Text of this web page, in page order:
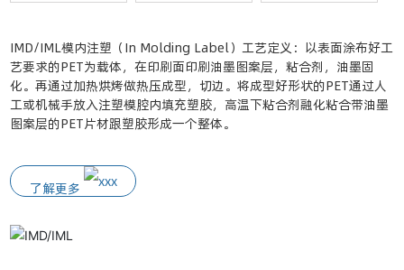
产品展示
新闻资讯
联系我们
IMD/IML模内注塑（In Molding Label）工艺定义：以表面涂布好工
艺要求的PET为载体，在印刷面印刷油墨图案层，粘合剂，油墨固
化。再通过加热烘烤做热压成型，切边。将成型好形状的PET通过人
工或机械手放入注塑模腔内填充塑胶，高温下粘合剂融化粘合带油墨
图案层的PET片材跟塑胶形成一个整体。
了解更多
IMT工艺定义：以PET为载体，在印刷面涂上离型层、保护层、再印
刷油墨图案层，粘合剂，油墨固化。通过加热烘烤做热压成型，切
边。将成型好形状的PET通过人工或机械手放入注塑模腔内填充塑
胶，高温下粘合剂融化粘合带油墨图案层跟塑胶形成一个整体。取出
工件，在离型层的作用下撕掉透明PET，原PET上的保护层，油墨层
IMF工艺：预先做好3D拉伸成型，使用单片Film作业，以机械手置放
于摸穴内进行射出成型，Film会留在外观表面形成保护层。
了解更多
产品特点：1、表面硬度较高，可达3H以上；2、表面图案处理通常
只能做简单的单色图案；3、通过 高压成型可呈现弧度；4、生产制
程良率不高、产能较低；5、产品厚度极限值？；6、产品 整体成本
比IML高；高压模具较贵。
了解更多
INS工艺 是将INS膜片预先受热软化并在密封腔内高压成型，冷却后
冲切去掉多余的膜边，获得了已镶嵌成型膜片。镶嵌成型膜片放置于
模 具型腔内，注塑，获得了带有保护与装饰的塑料制品。它是塑料材
质在模具型腔內注塑成型過程中与已镶嵌的INS膜片合成的一种新工
艺，特別适合于异型的塑料制品的应用。
了解更多
IMR工艺：中文名称叫模内转印，以卷状PET为载体，依次在其表面
涂覆上离型层、保护层、图文层、粘合层、形成一种转移膜，通过送
膜机将转移膜送入注塑机的模具型腔内，在注塑机的热熔塑料材料的
成型过程中将粘合层融化，使塑胶、图文层、保护层形成整体脱离开
PET载体膜，塑料制品表面获得了图文装饰和保护，达到装饰作用。
了解更多